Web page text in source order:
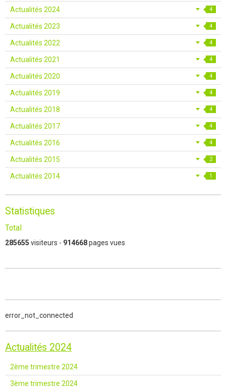
Actualités 2024 4
Actualités 2023 4
Actualités 2022 4
Actualités 2021 4
Actualités 2020 4
Actualités 2019 4
Actualités 2018 4
Actualités 2017 4
Actualités 2016 4
Actualités 2015 2
Actualités 2014 1
Statistiques
Total
285655 visiteurs - 914668pages vues
error_not_connected
Actualités 2024
2ème trimestre 2024
3ème trimestre 2024